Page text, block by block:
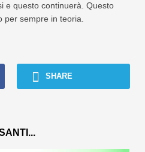
e questo continuerà. Questo
per sempre in teoria.
SHARE